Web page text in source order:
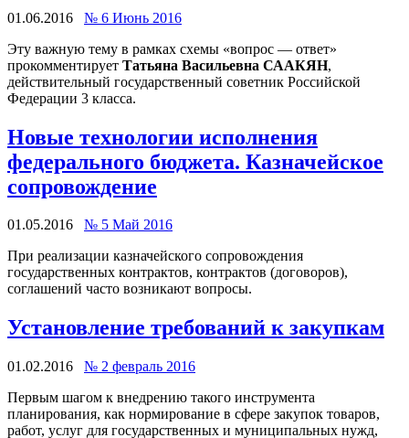
01.06.2016
№ 6 Июнь 2016
Эту важную тему в рамках схемы «вопрос — ответ»
прокомментирует Татьяна Васильевна СААКЯН,
действительный государственный советник Российской
Федерации 3 класса.
Новые технологии исполнения
федерального бюджета. Казначейское
сопровождение
01.05.2016
№ 5 Май 2016
При реализации казначейского сопровождения
государственных контрактов, контрактов (договоров),
соглашений часто возникают вопросы.
Установление требований к закупкам
01.02.2016
№ 2 февраль 2016
Первым шагом к внедрению такого инструмента
планирования, как нормирование в сфере закупок товаров,
работ, услуг для государственных и муниципальных нужд,